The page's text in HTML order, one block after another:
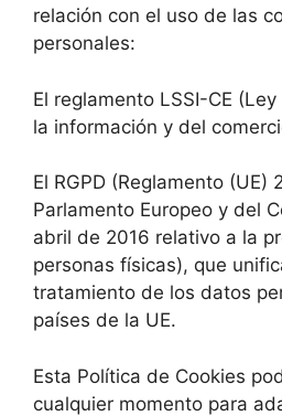
relación con el uso de las
personales:
El reglamento LSSI-CE
la información y del
El RGPD (Reglamento (UE)
Parlamento Europeo y del
abril de 2016 relativo a la
personas físicas), que
tratamiento de los datos
países de la UE.
Esta Política de Cookies
cualquier momento para